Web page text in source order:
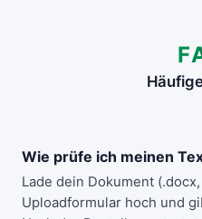
Wie prüfe ich meinen
Lade dein Dokument
Uploadformular hoch und